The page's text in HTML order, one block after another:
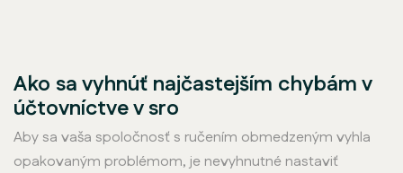
Ako sa vyhnúť najčastejším chybám v
účtovníctve v sro
Aby sa vaša spoločnosť s ručením obmedzeným vyhla
opakovaným problémom, je nevyhnutné nastaviť